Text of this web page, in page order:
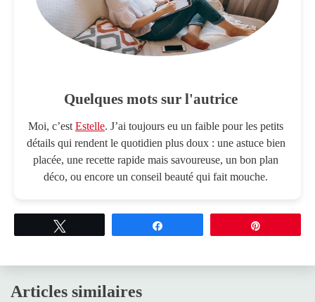
Quelques mots sur l'autrice
Moi, c’est Estelle. J’ai toujours eu un faible pour les petits
détails qui rendent le quotidien plus doux : une astuce bien
placée, une recette rapide mais savoureuse, un bon plan
déco, ou encore un conseil beauté qui fait mouche.
Articles similaires